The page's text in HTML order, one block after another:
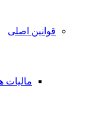
قوانین اصلی